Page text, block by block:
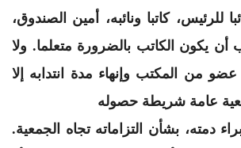
للرئيس، كاتبا ونائبه، أمين الصندوق،
يكون الكاتب بالضرورة متعلما. ولا
من المكتب وإنهاء مدة انتدابه إلا
عامة شريطة حصوله
دمته، بشأن التزاماته تجاه الجمعية.